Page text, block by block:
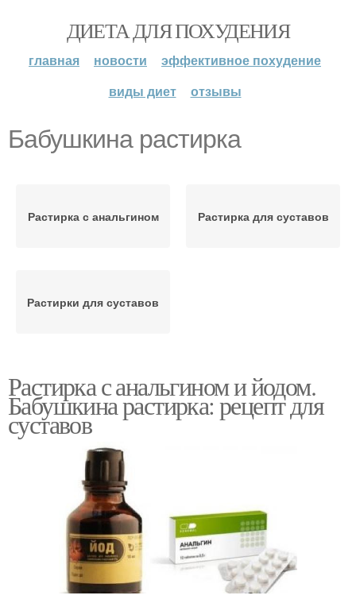
ДИЕТА ДЛЯ ПОХУДЕНИЯ
главная новости
эффективное похудение
виды диет
отзывы
Бабушкина растирка
Растирка с анальгином Растирка для суставов
Растирки для суставов
Растирка с анальгином и йодом.
Бабушкина растирка: рецепт для
суставов